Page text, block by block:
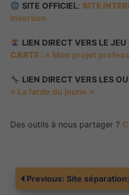
SITE OFFICIEL:SITE
Insertion
LIEN DIRECT VERS LE
CARTE : « Mon projet
LIEN DIRECT VERS LES
« La farde du jeune »
Des outils à nous partager ?
Navigation
Previous: Site